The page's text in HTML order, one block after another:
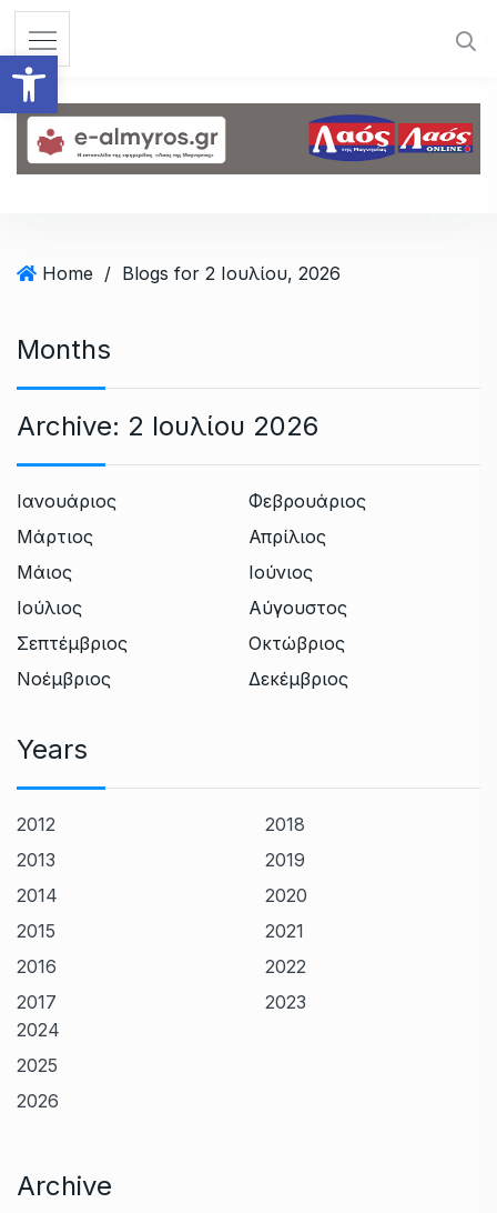
Ανοίξτε τη γραμμή
Home / Blogs for 2 Ιουλίου, 2026
Months
Archive: 2 Ιουλίου 2026
Ιανουάριος
Φεβρουάριος
Μάρτιος
Απρίλιος
Μάιος
Ιούνιος
Ιούλιος
Αύγουστος
Σεπτέμβριος
Οκτώβριος
Νοέμβριος
Δεκέμβριος
Years
2012
2013
2014
2015
2016
2017
2018
2019
2020
2021
2022
2023
2024
2025
2026
Archive